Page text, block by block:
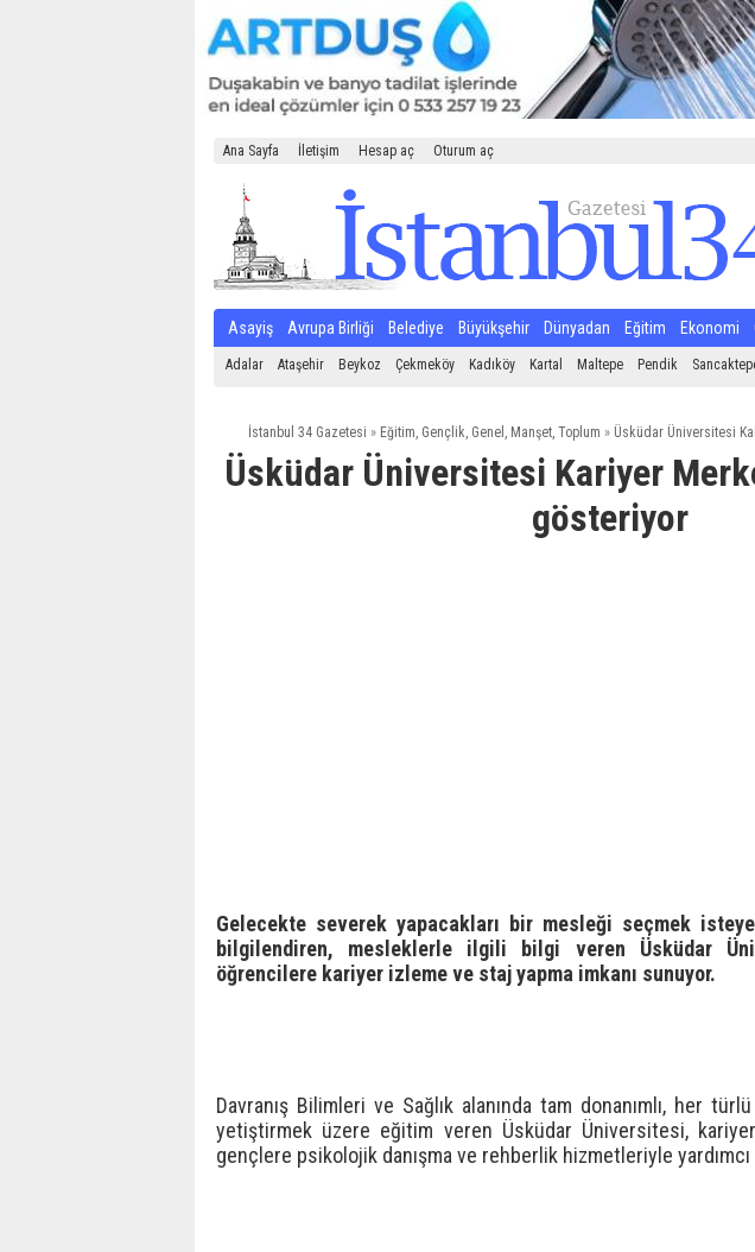
Ana Sayfa İletişim Hesap aç Oturum aç
Asayiş Avrupa Birliği Belediye Büyükşehir Dünyadan Eğitim Ekonomi
Adalar Ataşehir Beykoz Çekmeköy Kadıköy Kartal Maltepe Pendik
İstanbul 34 Gazetesi » Eğitim, Gençlik, Genel , Manşet, Toplum » Üsküdar Üniversitesi
Üsküdar Üniversitesi Kariyer
gösteriyor
Gelecekte severek yapacakları bir mesleği seçmek
bilgilendiren, mesleklerle ilgili bilgi veren Üsküdar
öğrencilere kariyer izleme ve staj yapma imkanı sunuyor.
Davranış Bilimleri ve Sağlık alanında tam donanımlı, her
yetiştirmek üzere eğitim veren Üsküdar Üniversitesi,
gençlere psikolojik danışma ve rehberlik hizmetleriyle yardımcı